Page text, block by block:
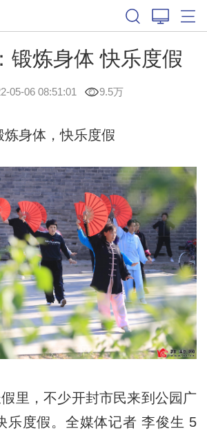
锻炼身体 快乐度假
05-06 08:51:01 9.5万
身体，快乐度假
里，不少开封市民来到公园广
乐度假。全媒体记者 李俊生 5